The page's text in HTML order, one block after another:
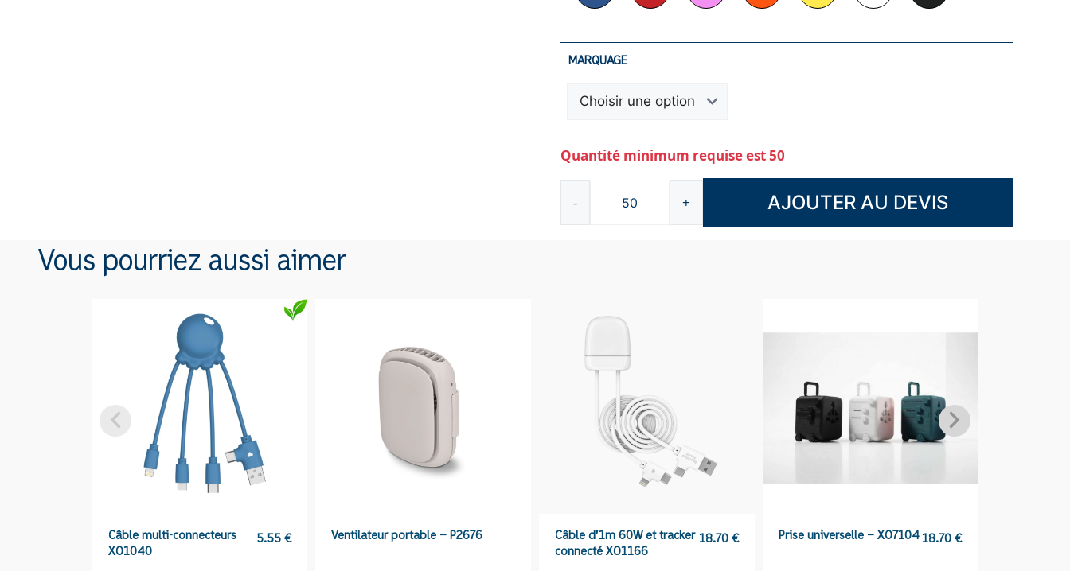
MARQUAGE
Quantité minimum requise est 50
-
quantité
de
XO1169
+ AJOUTER AU DEVIS
Vous pourriez aussi aimer
Câble multi-connecteurs
XO1040
5.55€ Ventilateur portable – P2676
Câble d’1m 60W et tracker
connecté XO1166
18.70 € Prise universelle – XO7104 18.70€